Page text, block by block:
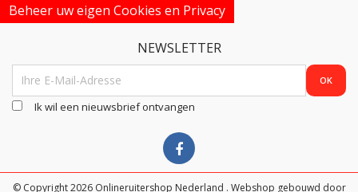
Beheer uw eigen Cookies en Privacy
NEWSLETTER
Ik wil een nieuwsbrief ontvangen
© Copyright 2026 Onlineruitershop Nederland . Webshop gebouwd door